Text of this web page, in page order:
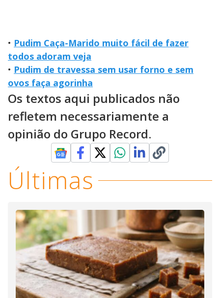
• Pudim Caça-Marido muito fácil de fazer
todos adoram veja
• Pudim de travessa sem usar forno e sem
ovos faça agorinha
Os textos aqui publicados não
refletem necessariamente a
opinião do Grupo Record.
Últimas